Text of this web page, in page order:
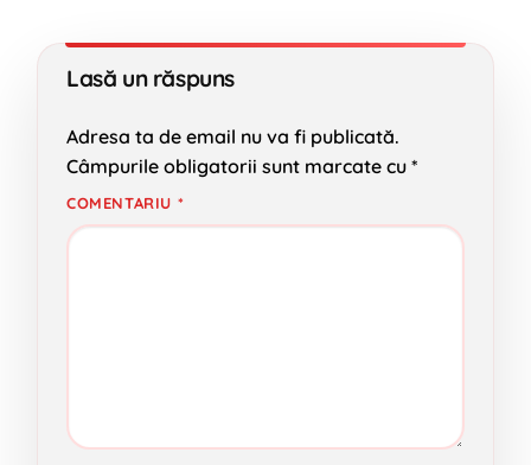
Lasă un răspuns
Adresa ta de email nu va fi publicată.
Câmpurile obligatorii sunt marcate cu *
COMENTARIU *